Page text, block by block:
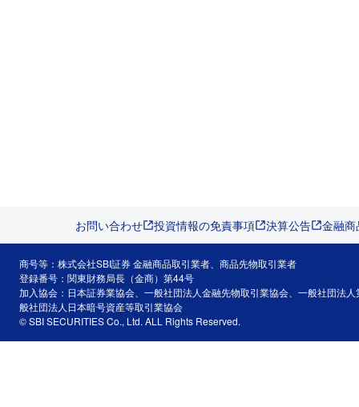
お問い合わせ 投資情報の免責事項 決算公告 金融
商号等：株式会社SBI証券 金融商品取引業者、商品先物取引業者
登録番号：関東財務局長（金商）第44号
加入協会：日本証券業協会、一般社団法人金融先物取引業協会、一般社団法
般社団法人日本暗号資産等取引業協会
© SBI SECURITIES Co., Ltd. ALL Rights Reserved.